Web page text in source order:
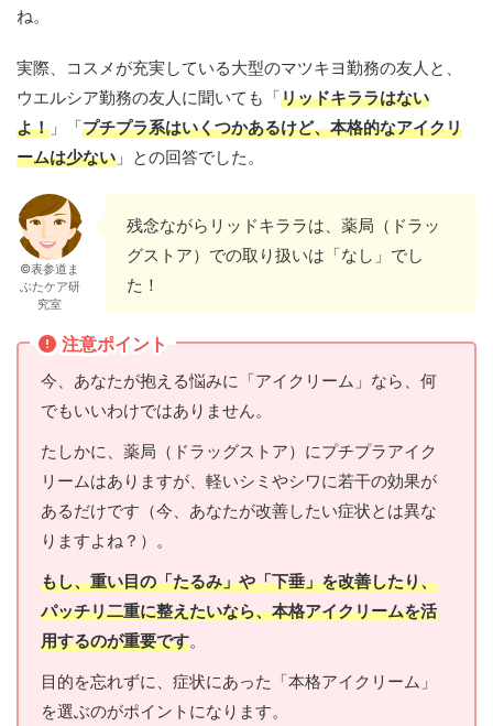
ね。
実際、コスメが充実している大型のマツキヨ勤務の友人と、
ウエルシア勤務の友人に聞いても「リッドキララはない
よ！ 」「プチプラ系はいくつかあるけど、本格的なアイクリ
ームは少ない 」との回答でした。
©表参道ま
ぶたケア研
究室
残念ながらリッドキララは、薬局（ドラッ
グストア）での取り扱いは「なし」でし
た！
注意ポイント
今、あなたが抱える悩みに「アイクリーム」なら、何
でもいいわけではありません。
たしかに、薬局（ドラッグストア）にプチプラアイク
リームはありますが、軽いシミやシワに若干の効果が
あるだけです（今、あなたが改善したい症状とは異な
りますよね？）。
もし、重い目の「たるみ」や「下垂」を改善したり、
パッチリ二重に整えたいなら、本格アイクリームを活
用するのが重要です。
目的を忘れずに、症状にあった「本格アイクリーム」
を選ぶのがポイントになります。